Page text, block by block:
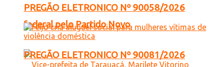
federal pelo Partido Novo
PREGÃO ELETRONICO Nº 90058/2026
PREGÃO ELETRONICO Nº 90081/2026